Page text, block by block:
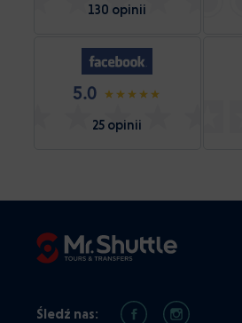
130 opinii
5.0
25 opinii
Śledź nas: